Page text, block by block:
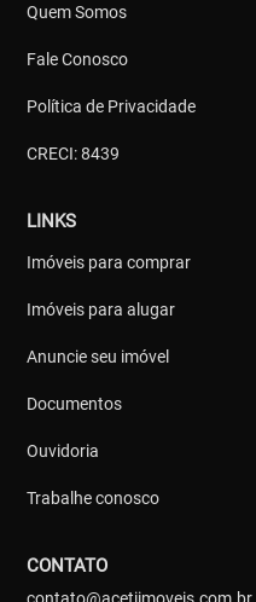
Quem Somos
Fale Conosco
Política de Privacidade
CRECI: 8439
LINKS
Imóveis para comprar
Imóveis para alugar
Anuncie seu imóvel
Documentos
Ouvidoria
Trabalhe conosco
CONTATO